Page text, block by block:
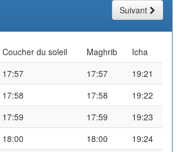
Suivant
Coucher du soleil Maghrib
Icha
17:57 17:57
19:21
17:58 17:58
19:22
17:59 17:59
19:23
18:00 18:00
19:24